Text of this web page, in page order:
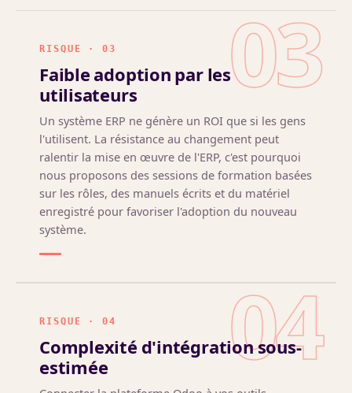
03
RISQUE · 03
Faible adoption par les
utilisateurs
Un système ERP ne génère un ROI que si les gens
l'utilisent. La résistance au changement peut
ralentir la mise en œuvre de l'ERP, c'est pourquoi
nous proposons des sessions de formation basées
sur les rôles, des manuels écrits et du matériel
enregistré pour favoriser l'adoption du nouveau
système.
04
RISQUE · 04
Complexité d'intégration sous-
estimée